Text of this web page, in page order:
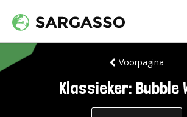
Voorpagina
Klassieker: Bubble